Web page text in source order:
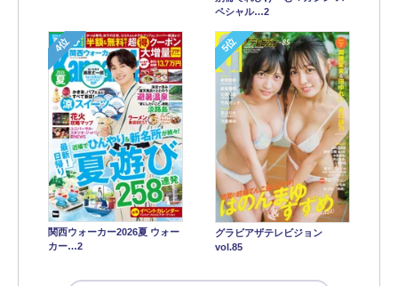
ペシャル…2
4位
関西ウォーカー2026夏 ウォー
カー…2
5位
グラビアザテレビジョン
vol.85